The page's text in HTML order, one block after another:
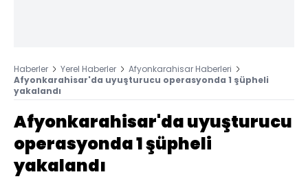
Haberler Yerel Haberler
Afyonkarahisar Haberleri
Afyonkarahisar'da uyuşturucu operasyonda 1 şüpheli
yakalandı
Afyonkarahisar'da uyuşturucu
operasyonda 1 şüpheli
yakalandı